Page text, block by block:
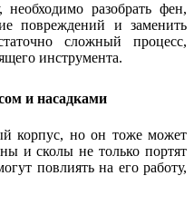
разобрать фен,
повреждений и заменить
сложный процесс,
инструмента.
и насадками
корпус, но он тоже может
и сколы не только портят
повлиять на его работу,